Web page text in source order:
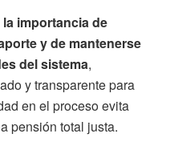
importancia de
y de mantenerse
del sistema,
y transparente para
en el proceso evita
pensión total justa.